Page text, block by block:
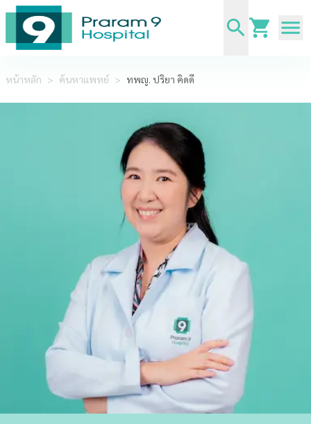
หน้าหลัก > ค้นหาแพทย์ > ทพญ. ปริยา คิดดี